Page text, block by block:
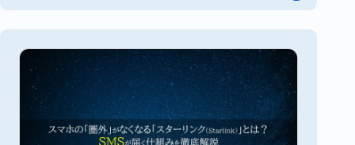
[&hellip;]